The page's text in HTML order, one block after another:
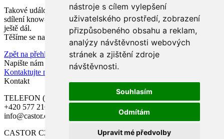
nástroje s cílem vylepšení
uživatelského prostředí, zobrazení
přizpůsobeného obsahu a reklam,
analýzy návštěvnosti webových
stránek a zjištění zdroje
návštěvnosti.
Souhlasím
Odmítám
Upravit mé předvolby
Takové události nám vždy připomenou, jak důležitá je spolupráce,
sdílení know-how a hledání cest, jak společně posouvat péči o zrak
ještě dál.
Těšíme se na další setkání a na to, co přinese budoucnost!
Zpět na přehled
Napište nám
Kontaktujte nás
Kontakt
TELEFON (po-pá 7.00 – 15.30):
+420 577 216 900
info@castor.cz
CASTOR CZ, s.r.o.